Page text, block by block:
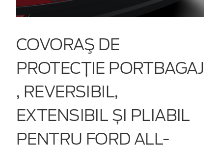
COVORAŞ DE
PROTECŢIE PORTBAGAJ
, REVERSIBIL,
EXTENSIBIL ȘI PLIABIL
PENTRU FORD ALL-